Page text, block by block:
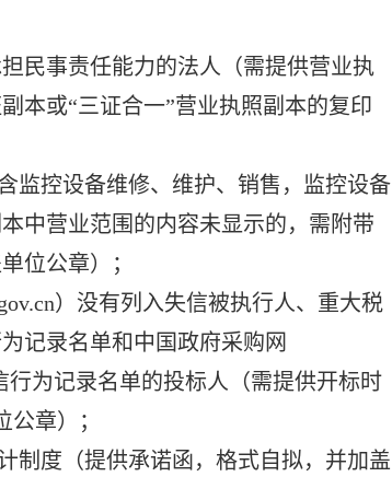
事责任能力的法人（需提供营业执
本或“三证合一”营业执照副本的复印
控设备维修、维护、销售，监控设备
中营业范围的内容未显示的，需附带
位公章）；
）没有列入失信被执行人、重大税
记录名单和中国政府采购网
行为记录名单的投标人（需提供开标时
章）；
度（提供承诺函，格式自拟，并加盖